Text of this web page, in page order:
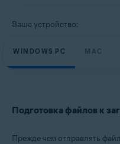
Ваше устройство:
WINDOWS PC MAC
Подготовка файлов к
Прежде чем отправлять